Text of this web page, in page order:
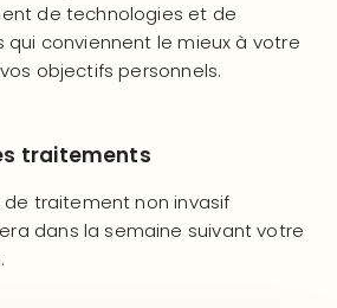
de technologies et de
qui conviennent le mieux à votre
objectifs personnels.
traitements
traitement non invasif
dans la semaine suivant votre